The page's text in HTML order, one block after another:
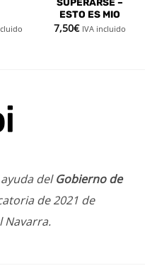
ESTO ES MIO
7,50€ IVA incluido
delGobierno de
de 2021 de
Navarra.